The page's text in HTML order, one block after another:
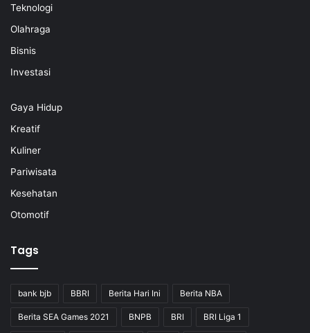
Teknologi
Olahraga
Bisnis
Investasi
Gaya Hidup
Kreatif
Kuliner
Pariwisata
Kesehatan
Otomotif
Tags
bank bjb BBRI Berita Hari Ini Berita NBA
Berita SEA Games 2021 BNPB BRI BRI Liga 1